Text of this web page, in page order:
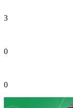
3
0
0